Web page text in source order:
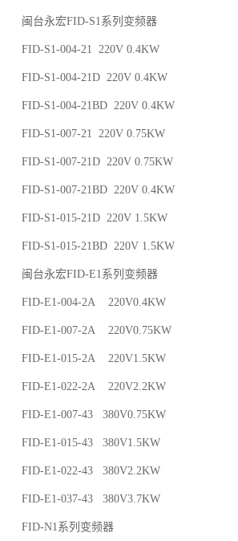
闽台永宏FID-S1系列变频器
FID-S1-004-21 220V 0.4KW
FID-S1-004-21D 220V 0.4KW
FID-S1-004-21BD 220V 0.4KW
FID-S1-007-21 220V 0.75KW
FID-S1-007-21D 220V 0.75KW
FID-S1-007-21BD 220V 0.4KW
FID-S1-015-21D 220V 1.5KW
FID-S1-015-21BD 220V 1.5KW
闽台永宏FID-E1系列变频器
FID-E1-004-2A 220V0.4KW
FID-E1-007-2A 220V0.75KW
FID-E1-015-2A 220V1.5KW
FID-E1-022-2A 220V2.2KW
FID-E1-007-43 380V0.75KW
FID-E1-015-43 380V1.5KW
FID-E1-022-43 380V2.2KW
FID-E1-037-43 380V3.7KW
FID-N1系列变频器